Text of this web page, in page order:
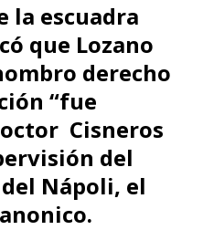
la escuadra
que Lozano
derecho
“fue
Cisneros
del
Nápoli, el